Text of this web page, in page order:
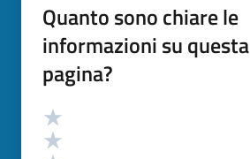
Quanto sono chiare le
informazioni su questa
pagina?
Valutazione